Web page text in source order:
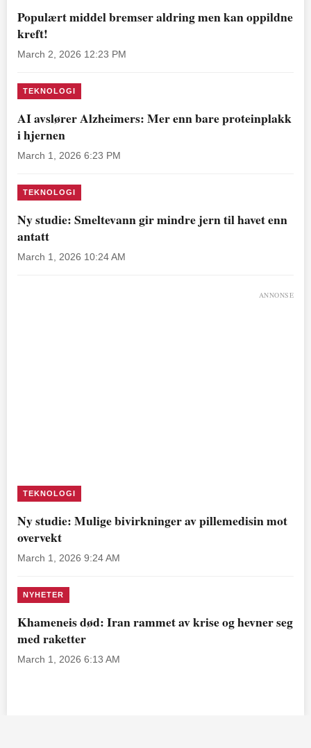
Populært middel bremser aldring men kan oppildne
kreft!
March 2, 2026 12:23 PM
TEKNOLOGI
AI avslører Alzheimers: Mer enn bare proteinplakk
i hjernen
March 1, 2026 6:23 PM
TEKNOLOGI
Ny studie: Smeltevann gir mindre jern til havet enn
antatt
March 1, 2026 10:24 AM
ANNONSE
TEKNOLOGI
Ny studie: Mulige bivirkninger av pillemedisin mot
overvekt
March 1, 2026 9:24 AM
NYHETER
Khameneis død: Iran rammet av krise og hevner seg
med raketter
March 1, 2026 6:13 AM